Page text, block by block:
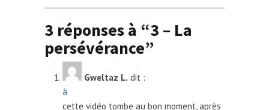
3 réponses à “3 – La
persévérance”
Gweltaz L. dit :
à
cette vidéo tombe au bon moment, après